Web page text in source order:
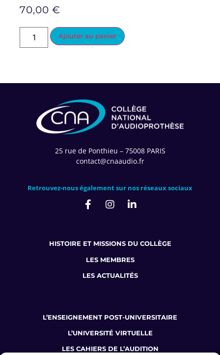
70,00 €
Ajouter au panier
25 rue de Ponthieu – 75008 PARIS
contact@cnaaudio.fr
Retrouvez-nous également sur nos réseaux sociaux
HISTOIRE ET MISSIONS DU COLLÈGE
LES MEMBRES
LES ACTUALITÉS
L’ENSEIGNEMENT POST-UNIVERSITAIRE
L’UNIVERSITÉ VIRTUELLE
LES CAHIERS DE L’AUDITION